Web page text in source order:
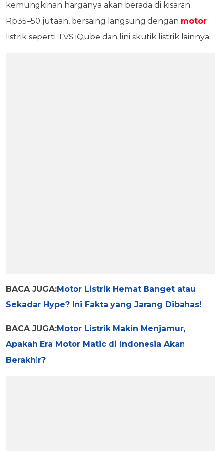
kemungkinan harganya akan berada di kisaran
Rp35–50 jutaan, bersaing langsung dengan motor
listrik seperti TVS iQube dan lini skutik listrik lainnya.
BACA JUGA:Motor Listrik Hemat Banget atau
Sekadar Hype? Ini Fakta yang Jarang Dibahas!
BACA JUGA:Motor Listrik Makin Menjamur,
Apakah Era Motor Matic di Indonesia Akan
Berakhir?